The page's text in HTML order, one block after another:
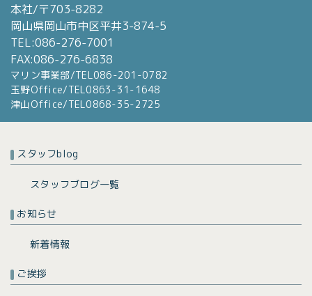
本社/〒703-8282
岡山県岡山市中区平井3-874-5
TEL:086-276-7001
FAX:086-276-6838
マリン事業部/TEL086-201-0782
玉野Office/TEL0863-31-1648
津山Office/TEL0868-35-2725
スタッフblog
スタッフブログ一覧
お知らせ
新着情報
ご挨拶